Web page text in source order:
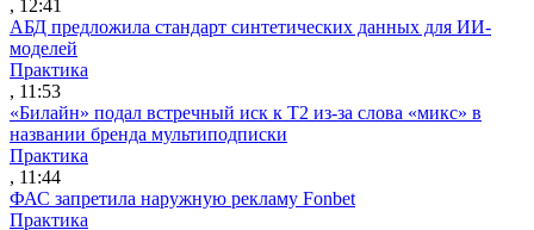
, 12:41
АБД предложила стандарт синтетических данных для ИИ-
моделей
Практика
, 11:53
«Билайн» подал встречный иск к Т2 из-за слова «микс» в
названии бренда мультиподписки
Практика
, 11:44
ФАС запретила наружную рекламу Fonbet
Практика